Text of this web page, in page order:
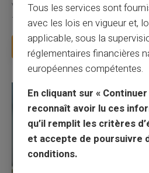
Vous avez tapé cette recherche parce
facture 50 € par an pour une carte
Lire la suite
Tous les services sont
avec les lois en vigueur et,
applicable, sous la
réglementaires financières
européennes compétentes.
En cliquant sur «
reconnaît avoir lu ces
qu’il remplit les critères
et accepte de poursuivre
conditions.